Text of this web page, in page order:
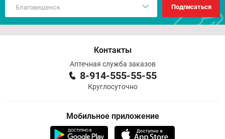
Подписаться
Контакты
Аптечная служба заказов
8-914-555-55-55
Круглосуточно
Мобильное приложение